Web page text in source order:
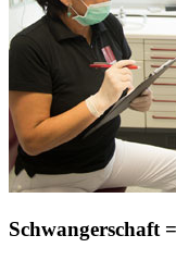
Schwangerschaft